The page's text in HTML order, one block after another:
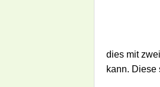
dies mit
kann. Diese